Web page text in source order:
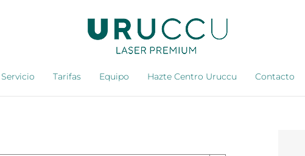
Servicio Tarifas Equipo Hazte Centro Uruccu Contacto